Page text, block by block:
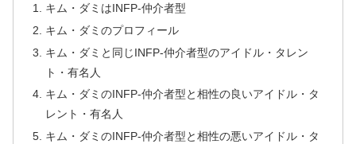
キム・ダミはINFP-仲介者型
キム・ダミのプロフィール
キム・ダミと同じINFP-仲介者型のアイドル・タレン
ト・有名人
キム・ダミのINFP-仲介者型と相性の良いアイドル・タ
レント・有名人
キム・ダミのINFP-仲介者型と相性の悪いアイドル・タ